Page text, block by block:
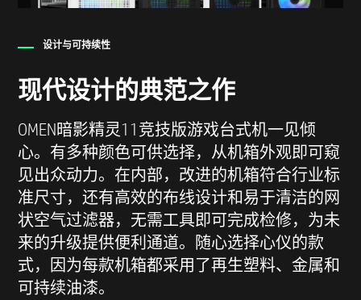
设计与可持续性
现代设计的典范之作
OMEN暗影精灵11竞技版游戏台式机一见倾
心。有多种颜色可供选择，从机箱外观即可窥
见出众动力。在内部，改进的机箱符合行业标
准尺寸，还有高效的布线设计和易于清洁的网
状空气过滤器，无需工具即可完成检修，为未
来的升级提供便利通道。随心选择心仪的款
式，因为每款机箱都采用了再生塑料、金属和
可持续油漆。